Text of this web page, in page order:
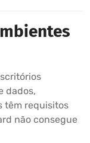
dados,
têm requisitos
não consegue